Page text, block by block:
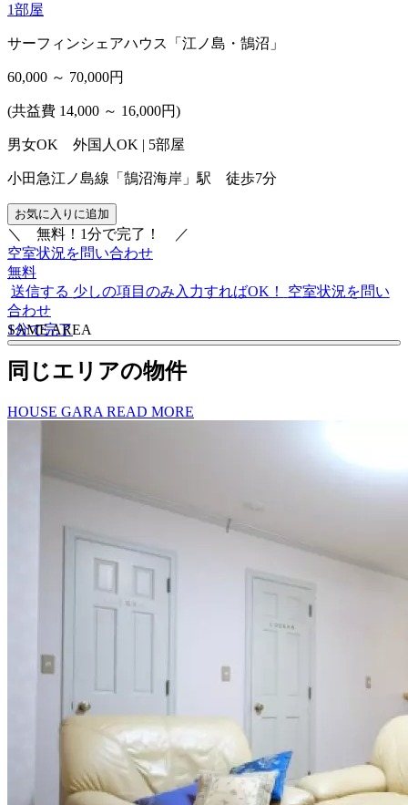
1部屋
サーフィンシェアハウス「江ノ島・鵠沼」
60,000 ～ 70,000円
(共益費 14,000 ～ 16,000円)
男女OK 外国人OK | 5部屋
小田急江ノ島線「鵠沼海岸」駅 徒歩7分
お気に入りに追加
＼ 無料！1分で完了！
／
空室状況を問い合わせ
無料
送信する 少しの項目のみ入力すればOK！
空室状況を問い
合わせ
1分で完了
SAME AREA
同じエリアの物件
HOUSE GARA READ MORE